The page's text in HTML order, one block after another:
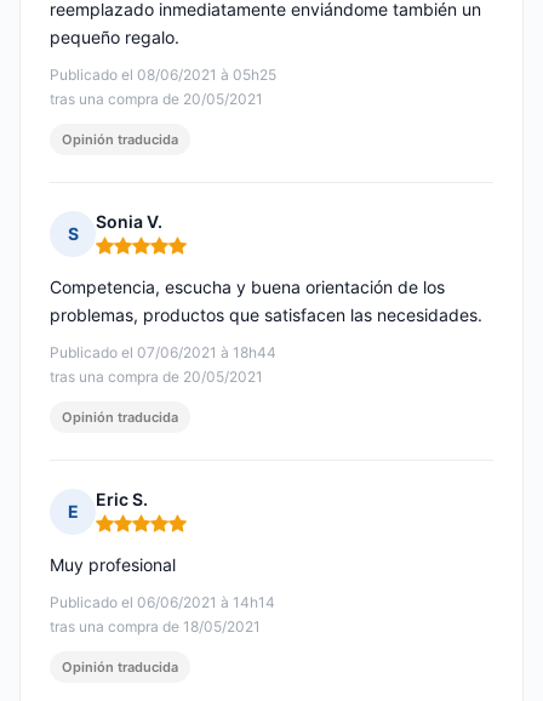
Publicado el 08/06/2021 à 05h25
tras una compra de 20/05/2021
reemplazado inmediatamente enviándome también un
pequeño regalo.
Opinión traducida
S
Sonia V.
Nota: 5 de 5
Publicado el 07/06/2021 à 18h44
tras una compra de 20/05/2021
Competencia, escucha y buena orientación de los
problemas, productos que satisfacen las necesidades.
Opinión traducida
E
Eric S.
Nota: 5 de 5
Publicado el 06/06/2021 à 14h14
tras una compra de 18/05/2021
Muy profesional
Opinión traducida